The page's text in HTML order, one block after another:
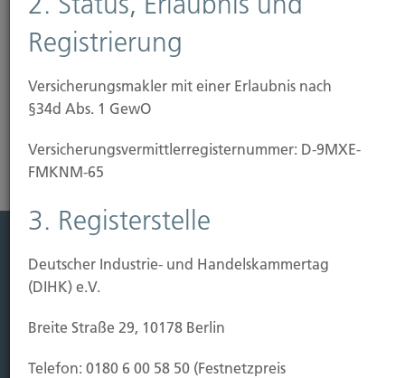
bearbeitete Gläser (nur bis zu einem Höchstbetrag),
Aquarien, Sonnenkollektoren und Wintergärten
versichern. Wir beraten Sie...
Risikoanalyse Glasversicherung
Leistung
Vorsorgen
Registrierung
Versicherungsmakler mit einer Erlaubnis nach
§34d Abs. 1 GewO
Versicherungs­vermittler­registernummer: D-9MXE-
FMKNM-65
3. Registerstelle
Deutscher Industrie- und Handelskammertag
(DIHK) e.V.
Breite Straße 29, 10178 Berlin
Telefon: 0180 6 00 58 50 (Festnetzpreis